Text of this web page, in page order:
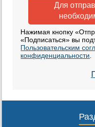
Для
Нажимая кнопку
«Подписаться» вы
Пользовательским
конфиденциальности